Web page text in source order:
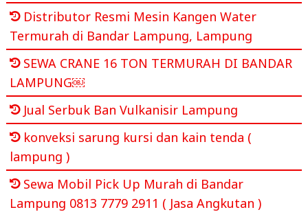
Distributor Resmi Mesin Kangen Water
Termurah di Bandar Lampung, Lampung
SEWA CRANE 16 TON TERMURAH DI BANDAR
LAMPUNG￼
Jual Serbuk Ban Vulkanisir Lampung
konveksi sarung kursi dan kain tenda (
lampung )
Sewa Mobil Pick Up Murah di Bandar
Lampung 0813 7779 2911 ( Jasa Angkutan )